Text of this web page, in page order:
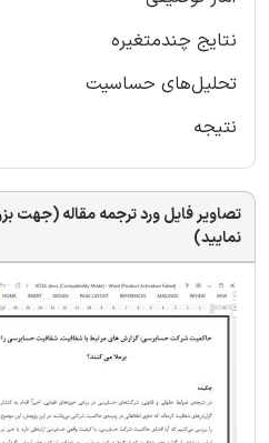
نتایج چندمتغیره
تحلیل‌های حساسیت
نتیجه
تصاویر فایل ورد ترجمه مقاله (جهت
نمایید)